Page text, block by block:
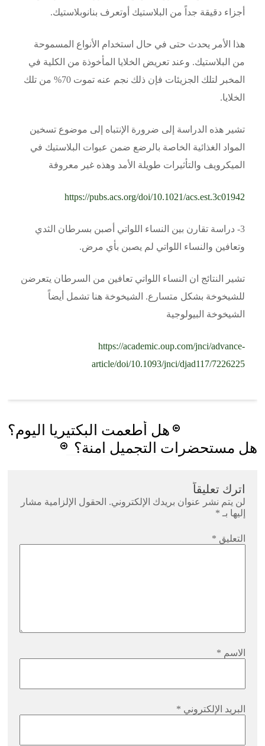
أجزاء دقيقة جداً من البلاستيك أوتعرف بنانوبلاستيك.
هذا الأمر يحدث حتى في حال استخدام الأنواع المسموحة
من البلاستيك. وعند تعريض الخلايا المأخوذة من الكلية في
المخبر لتلك الجزيئات فإن ذلك نجم عنه تموت 70% من تلك
الخلايا.
تشير هذه الدراسة إلى ضرورة الإنتباه إلى موضوع تسخين
المواد الغذائية الخاصة بالرضع ضمن عبوات البلاستيك في
الميكرويف والتأثيرات طويلة الأمد وهذه غير معروفة
https://pubs.acs.org/doi/10.1021/acs.est.3c01942
3- دراسة تقارن بين النساء اللواتي أصبن بسرطان الثدي
وتعافين والنساء اللواتي لم يصبن بأي مرض.
تشير النتائج ان النساء اللواتي تعافين من السرطان يتعرضن
للشيخوخة بشكل متسارع. الشيخوخة هنا تشمل أيضاً
الشيخوخة البيولوجية
https://academic.oup.com/jnci/advance-
article/doi/10.1093/jnci/djad117/7226225
navigation
هل أطعمت البكتيريا اليوم؟
هل مستحضرات التجميل امنة؟
اترك تعليقاً
لن يتم نشر عنوان بريدك الإلكتروني. الحقول الإلزامية مشار
إليها بـ *
التعليق *
الاسم *
البريد الإلكتروني *